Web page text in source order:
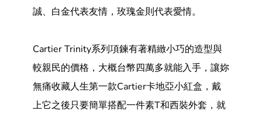
誠、白金代表友情，玫瑰金則代表愛情。
Cartier Trinity系列項鍊有著精緻小巧的造型與
較親民的價格，大概台幣四萬多就能入手，讓妳
無痛收藏人生第一款Cartier卡地亞小紅盒，戴
上它之後只要簡單搭配一件素T和西裝外套，就